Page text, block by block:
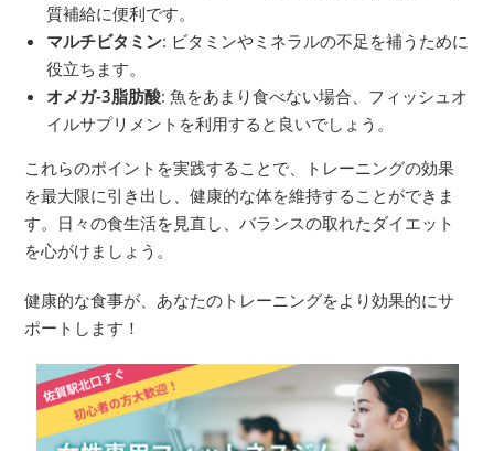
質補給に便利です。
マルチビタミン: ビタミンやミネラルの不足を補うために
役立ちます。
オメガ-3脂肪酸: 魚をあまり食べない場合、フィッシュオ
イルサプリメントを利用すると良いでしょう。
これらのポイントを実践することで、トレーニングの効果
を最大限に引き出し、健康的な体を維持することができま
す。日々の食生活を見直し、バランスの取れたダイエット
を心がけましょう。
健康的な食事が、あなたのトレーニングをより効果的にサ
ポートします！